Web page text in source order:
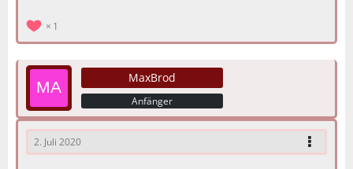
1
MaxBrod
Anfänger
2. Juli 2020